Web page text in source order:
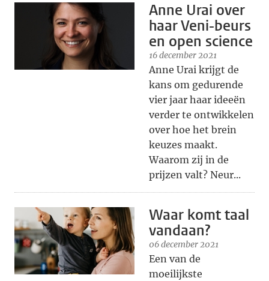
Anne Urai over
haar Veni-beurs
en open science
16 december 2021
Anne Urai krijgt de
kans om gedurende
vier jaar haar ideeën
verder te ontwikkelen
over hoe het brein
keuzes maakt.
Waarom zij in de
prijzen valt? Neur...
Waar komt taal
vandaan?
06 december 2021
Een van de
moeilijkste